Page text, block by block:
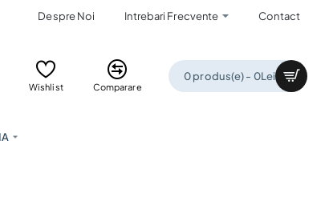
Despre Noi Intrebari Frecvente Contact
Wishlist Comparare
0 produs(e) - 0Lei